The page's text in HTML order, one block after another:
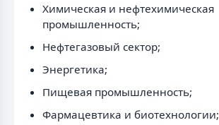
Химическая и нефтехимическая
промышленность;
Нефтегазовый сектор;
Энергетика;
Пищевая промышленность;
Фармацевтика и биотехнологии;